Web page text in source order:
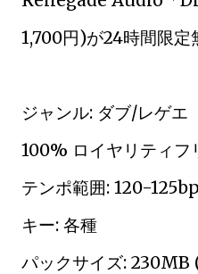
1,700円)が24時間限定
ジャンル: ダブ/レゲエ
100% ロイヤリティフ
テンポ範囲: 120-
キー: 各種
パックサイズ: 230MB